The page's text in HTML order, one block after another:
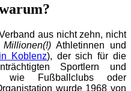
aus nicht zehn, nicht
Millionen(!)Athletinnen und
Koblenz), der sich für die
Sportlern und
wie Fußballclubs oder
wurde 1968 von